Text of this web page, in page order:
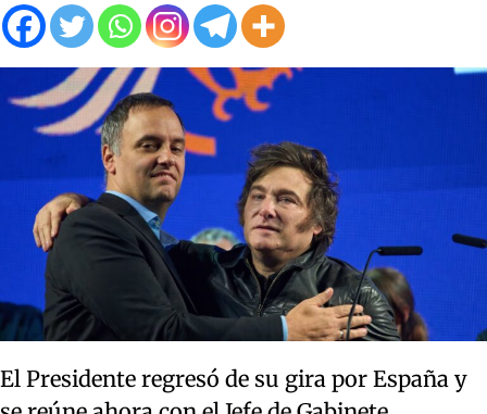
El Presidente regresó de su gira por España y